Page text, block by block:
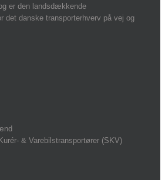
er den landsdækkende
det danske transporterhverv på vej og
& Varebilstransportører (SKV)